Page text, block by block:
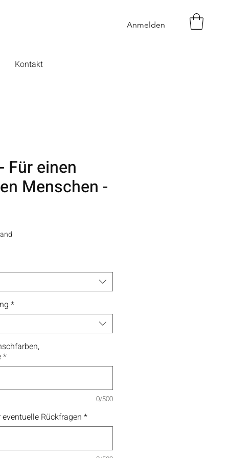
Anmelden
Kontakt
Für einen
Menschen -
*
*
0/500
Rückfragen *